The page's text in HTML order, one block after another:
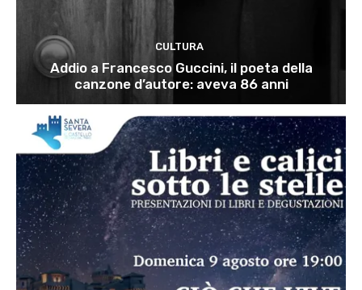
CULTURA
Addio a Francesco Guccini, il poeta della
canzone d’autore: aveva 86 anni